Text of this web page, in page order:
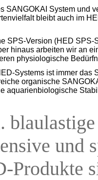
SANGOKAI System
bleibt auch im
SPS-Version (HED
hinaus arbeiten wir an
physiologische
Systems ist immer
organische
aquarienbiologische
und
Produkte